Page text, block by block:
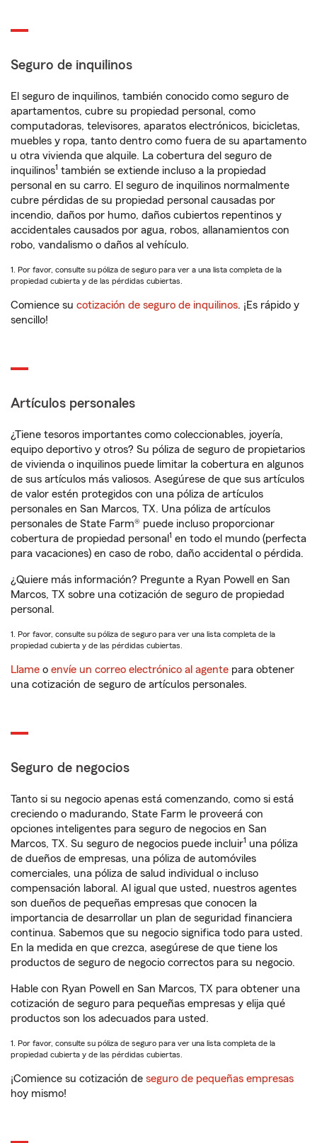
Seguro de inquilinos
El seguro de inquilinos, también conocido como seguro de
apartamentos, cubre su propiedad personal, como
computadoras, televisores, aparatos electrónicos, bicicletas,
muebles y ropa, tanto dentro como fuera de su apartamento
u otra vivienda que alquile. La cobertura del seguro de
inquilinos1 también se extiende incluso a la propiedad
personal en su carro. El seguro de inquilinos normalmente
cubre pérdidas de su propiedad personal causadas por
incendio, daños por humo, daños cubiertos repentinos y
accidentales causados por agua, robos, allanamientos con
robo, vandalismo o daños al vehículo.
1. Por favor, consulte su póliza de seguro para ver a una lista completa de la
propiedad cubierta y de las pérdidas cubiertas.
Comience su cotización de seguro de inquilinos. ¡Es rápido y
sencillo!
Artículos personales
¿Tiene tesoros importantes como coleccionables, joyería,
equipo deportivo y otros? Su póliza de seguro de propietarios
de vivienda o inquilinos puede limitar la cobertura en algunos
de sus artículos más valiosos. Asegúrese de que sus artículos
de valor estén protegidos con una póliza de artículos
personales en San Marcos, TX. Una póliza de artículos
personales de State Farm® puede incluso proporcionar
cobertura de propiedad personal 1 en todo el mundo (perfecta
para vacaciones) en caso de robo, daño accidental o pérdida.
¿Quiere más información? Pregunte a Ryan Powell en San
Marcos, TX sobre una cotización de seguro de propiedad
personal.
1. Por favor, consulte su póliza de seguro para ver una lista completa de la
propiedad cubierta y de las pérdidas cubiertas.
Llame o envíe un correo electrónico al agente para obtener
una cotización de seguro de artículos personales.
Seguro de negocios
Tanto si su negocio apenas está comenzando, como si está
creciendo o madurando, State Farm le proveerá con
opciones inteligentes para seguro de negocios en San
Marcos, TX. Su seguro de negocios puede incluir1 una póliza
de dueños de empresas, una póliza de automóviles
comerciales, una póliza de salud individual o incluso
compensación laboral. Al igual que usted, nuestros agentes
son dueños de pequeñas empresas que conocen la
importancia de desarrollar un plan de seguridad financiera
continua. Sabemos que su negocio significa todo para usted.
En la medida en que crezca, asegúrese de que tiene los
productos de seguro de negocio correctos para su negocio.
Hable con Ryan Powell en San Marcos, TX para obtener una
cotización de seguro para pequeñas empresas y elija qué
productos son los adecuados para usted.
1. Por favor, consulte su póliza de seguro para ver una lista completa de la
propiedad cubierta y de las pérdidas cubiertas.
¡Comience su cotización de seguro de pequeñas empresas
hoy mismo!